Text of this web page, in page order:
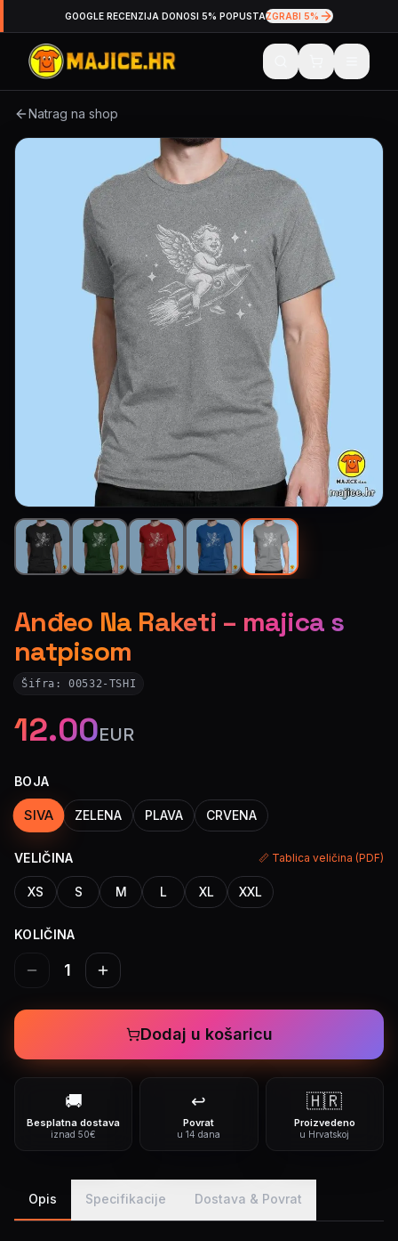
GOOGLE RECENZIJA DONOSI 5% POPUSTAZGRABI 5%
Natrag na shop
Anđeo Na Raketi – majica s
natpisom
Šifra:00532-TSHI
12.00EUR
BOJA
SIVA ZELENA PLAVA CRVENA
VELIČINA 📏 Tablica veličina (PDF)
XS S M L XL XXL
KOLIČINA
1
Dodaj u košaricu
🚚
Besplatna dostava
iznad 50€
↩️
Povrat
u 14 dana
🇭🇷
Proizvedeno
u Hrvatskoj
Opis Specifikacije Dostava & Povrat